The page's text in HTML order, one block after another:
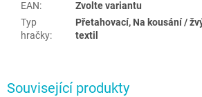
Související produkty
EAN:
Zvolte variantu
Typ
hračky:
Přetahovací, Na kousání /
textil